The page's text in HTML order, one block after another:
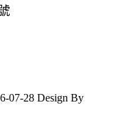
07-28 Design By